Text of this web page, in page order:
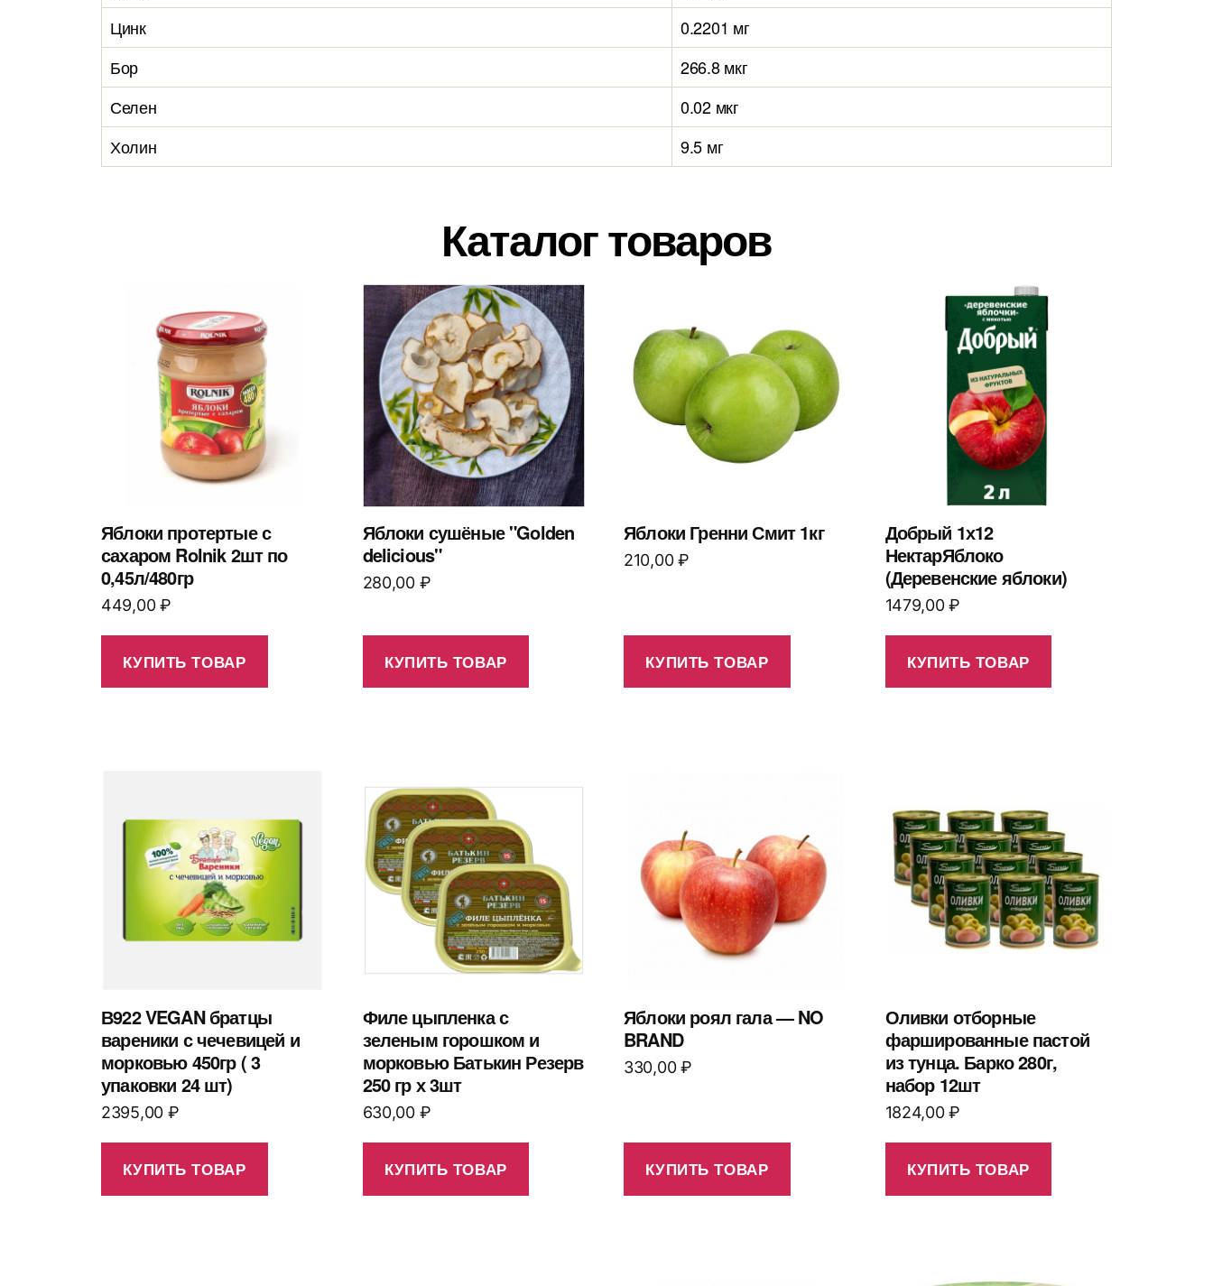
Цинк
0.2201 мг
Бор
266.8 мкг
Селен
0.02 мкг
Холин
9.5 мг
Каталог товаров
Яблоки протертые с
сахаром Rolnik 2шт по
0,45л/480гр
449,00₽
КУПИТЬ ТОВАР
Яблоки сушёные "Golden
delicious"
280,00 ₽
КУПИТЬ ТОВАР
Яблоки Гренни Смит 1кг
210,00₽
КУПИТЬ ТОВАР
Добрый 1х12
НектарЯблоко
(Деревенские яблоки)
1479,00₽
КУПИТЬ ТОВАР
В922 VEGAN братцы
вареники с чечевицей и
морковью 450гр ( 3
упаковки 24 шт)
2395,00 ₽
КУПИТЬ ТОВАР
Филе цыпленка с
зеленым горошком и
морковью Батькин Резерв
250 гр х 3шт
630,00 ₽
КУПИТЬ ТОВАР
Яблоки роял гала — NO
BRAND
330,00₽
КУПИТЬ ТОВАР
Оливки отборные
фаршированные пастой
из тунца. Барко 280г,
набор 12шт
1824,00₽
КУПИТЬ ТОВАР